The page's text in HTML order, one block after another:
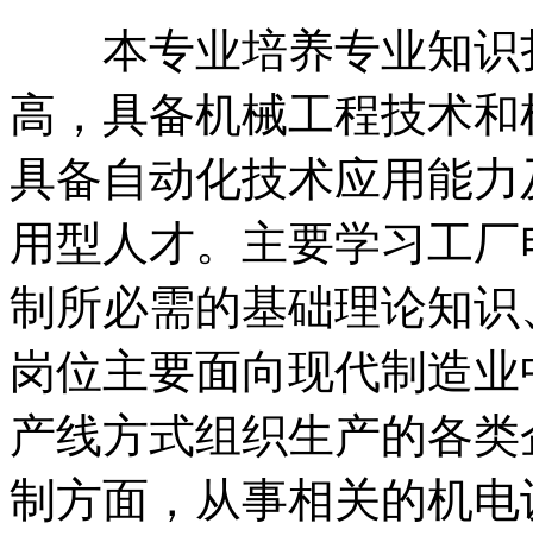
本专业培养专业知识
高，具备机械工程技术
具备自动化技术应用能
用型人才。主要学习工
制所必需的基础理论知
岗位主要面向现代制造
产线方式组织生产的各
制方面，从事相关的机